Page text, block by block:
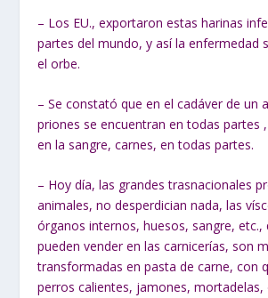
– Los EU., exportaron estas harinas
partes del mundo, y así la enfermedad
el orbe.
– Se constató que en el cadáver de un
priones se encuentran en todas partes
en la sangre, carnes, en todas partes.
– Hoy día, las grandes trasnacionales
animales, no desperdician nada, las
órganos internos, huesos, sangre, etc.,
pueden vender en las carnicerías, son
transformadas en pasta de carne, con
perros calientes, jamones, mortadelas,